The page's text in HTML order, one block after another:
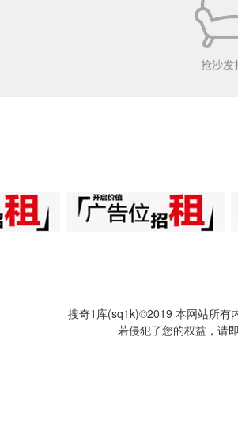
抢沙发
搜奇1库(sq1k)©2019 本网站所有
若侵犯了您的权益，请